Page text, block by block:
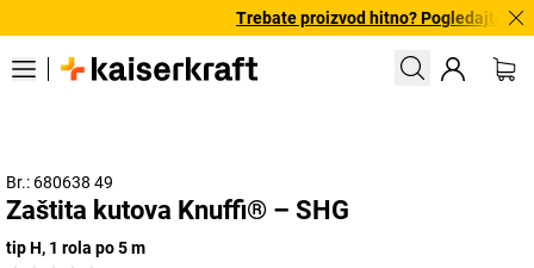
Trebate proizvod hitno? Pogledajte
Br.: 680638 49
Zaštita kutova Knuffi® – SHG
tip H, 1 rola po 5 m